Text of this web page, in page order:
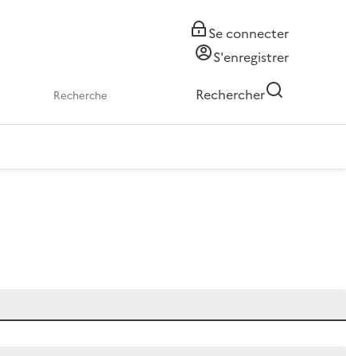
Se connecter
S'enregistrer
Rechercher